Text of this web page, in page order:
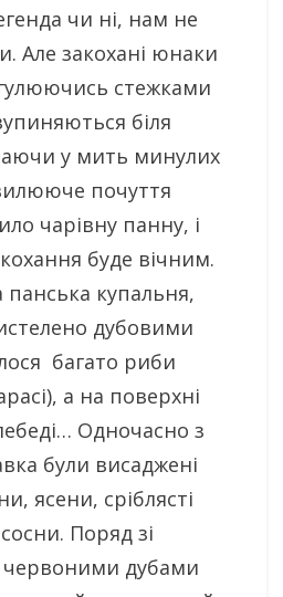
чи ні, нам не
Але закохані юнаки
стежками
біля
у мить минулих
почуття
чарівну панну, і
буде вічним.
купальня,
дубовими
багато риби
а на поверхні
Одночасно з
були висаджені
ясени, сріблясті
Поряд зі
дубами